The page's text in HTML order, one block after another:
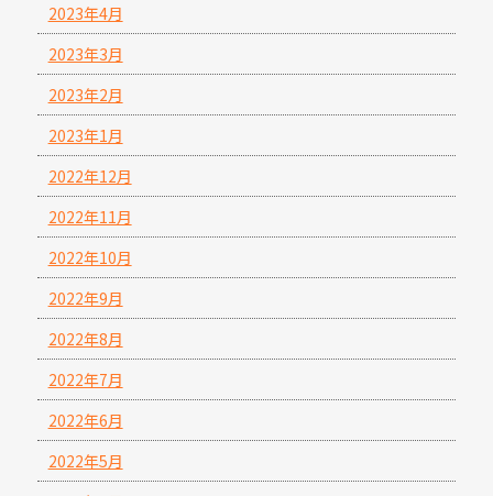
2023年4月
2023年3月
2023年2月
2023年1月
2022年12月
2022年11月
2022年10月
2022年9月
2022年8月
2022年7月
2022年6月
2022年5月